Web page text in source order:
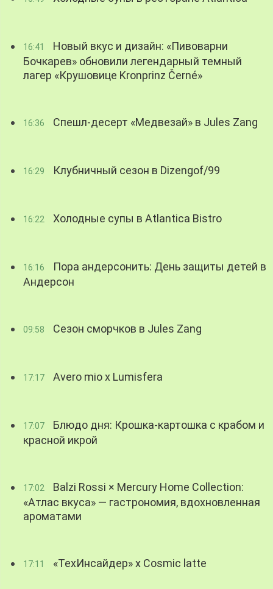
16:41
Новый вкус и дизайн: «Пивоварни
Бочкарев» обновили легендарный темный
лагер «Крушовице Kronprinz Černé»
16:36 Спешл-десерт «Медвезай» в Jules Zang
16:29 Клубничный сезон в Dizengof/99
16:22 Холодные супы в Atlantica Bistro
16:16
Пора андерсонить: День защиты детей в
Андерсон
09:58 Сезон сморчков в Jules Zang
17:17 Avero mio x Lumisfera
17:07
Блюдо дня: Крошка-картошка с крабом и
красной икрой
17:02
Balzi Rossi × Mercury Home Collection:
«Атлас вкуса» — гастрономия, вдохновленная
ароматами
17:11 «ТехИнсайдер» х Cosmic latte